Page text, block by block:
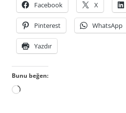
Facebook X
Pinterest WhatsApp
Yazdır
Bunu beğen:
Yükleniyor...